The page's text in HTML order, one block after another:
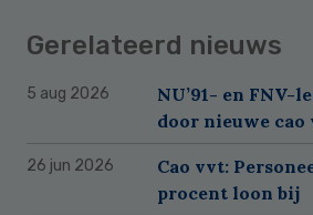
Gerelateerd nieuws
5 aug 2026
NU’91- en FNV-
door nieuwe cao
26 jun 2026
Cao vvt:
procent loon bij